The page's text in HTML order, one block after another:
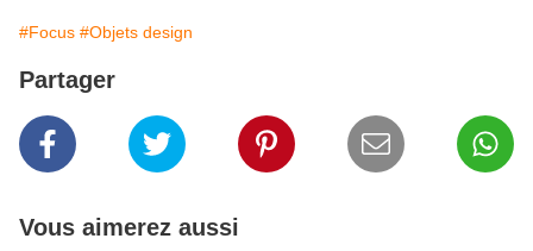
#Focus #Objets design
Partager
Vous aimerez aussi